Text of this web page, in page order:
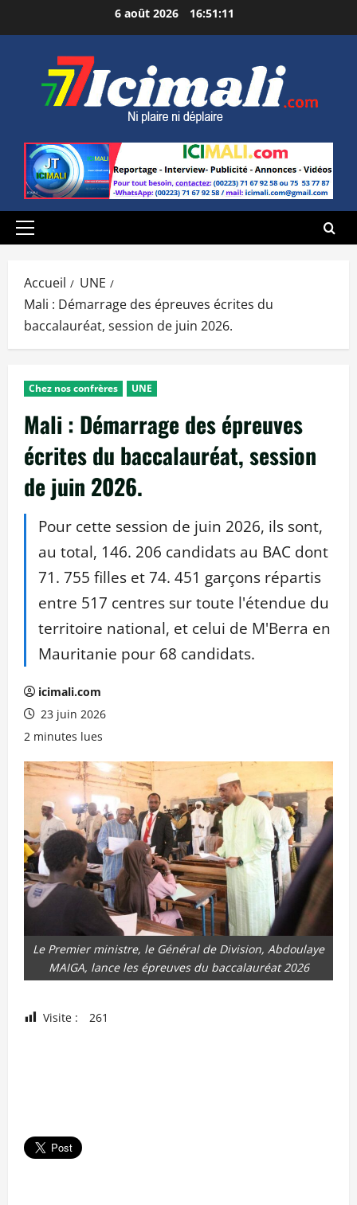
au
6 août 2026 16:51:12
Menu
Accueil
UNE
Mali : Démarrage des épreuves écrites du
baccalauréat, session de juin 2026.
Chez nos confrères UNE
Mali : Démarrage des épreuves
écrites du baccalauréat, session
de juin 2026.
Pour cette session de juin 2026, ils sont,
au total, 146. 206 candidats au BAC dont
71. 755 filles et 74. 451 garçons répartis
entre 517 centres sur toute l'étendue du
territoire national, et celui de M'Berra en
Mauritanie pour 68 candidats.
icimali.com
23 juin 2026
2 minutes lues
Le Premier ministre, le Général de Division, Abdoulaye
MAIGA, lance les épreuves du baccalauréat 2026
Visite : 261